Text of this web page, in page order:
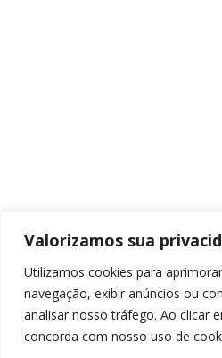
Valorizamos sua
Utilizamos cookies para
navegação, exibir anúncios ou
analisar nosso tráfego. Ao clicar
concorda com nosso uso de